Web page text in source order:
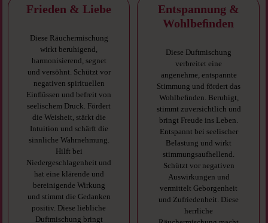
Frieden & Liebe
Diese Räuchermischung
wirkt beruhigend,
harmonisierend, segnet
und versöhnt. Schützt vor
negativen spirituellen
Einﬂüssen und befreit von
seelischem Druck. Fördert
die Weisheit, stärkt die
Intuition und schärft die
sinnliche Wahrnehmung.
Hilft bei
Niedergeschlagenheit und
hat eine klärende und
bereinigende Wirkung
und stimmt die Gedanken
positiv. Diese liebliche
Duftmischung bringt
Entspannung &
Wohlbeﬁnden
Diese Duftmischung
verbreitet eine
angenehme, entspannte
Stimmung und fördert das
Wohlbeﬁnden. Beruhigt,
stimmt zuversichtlich und
bringt Freude ins Leben.
Entspannt bei seelischer
Belastung und wirkt
stimmungsaufhellend.
Schützt vor negativen
Auswirkungen und
vermittelt Geborgenheit
und Zufriedenheit. Diese
herrliche